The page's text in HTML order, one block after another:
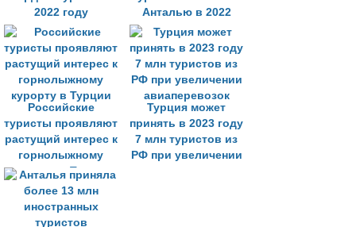
2022 году
Анталью в 2022
году
Российские
туристы проявляют
растущий интерес к
горнолыжному
курорту в Турции
Турция может
принять в 2023 году
7 млн туристов из
РФ при увеличении